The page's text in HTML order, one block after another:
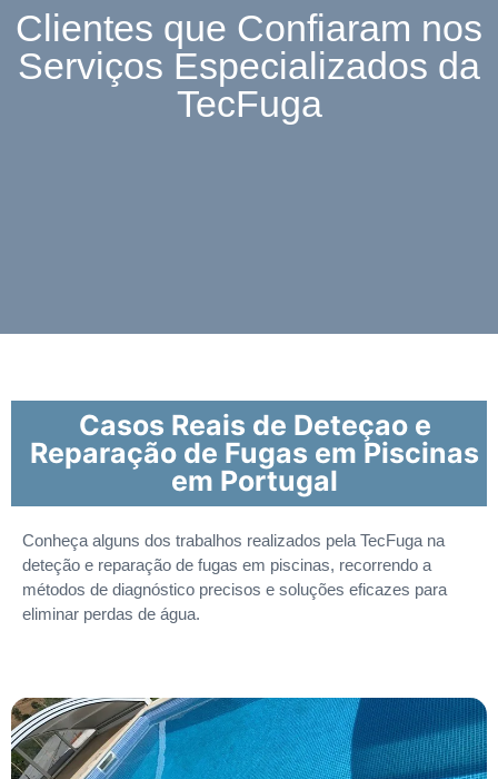
Clientes que Confiaram nos
Serviços Especializados da
TecFuga
Casos Reais de Deteçao e
Reparação de Fugas em Piscinas
em Portugal
Conheça alguns dos trabalhos realizados pela TecFuga na
deteção e reparação de fugas em piscinas, recorrendo a
métodos de diagnóstico precisos e soluções eficazes para
eliminar perdas de água.